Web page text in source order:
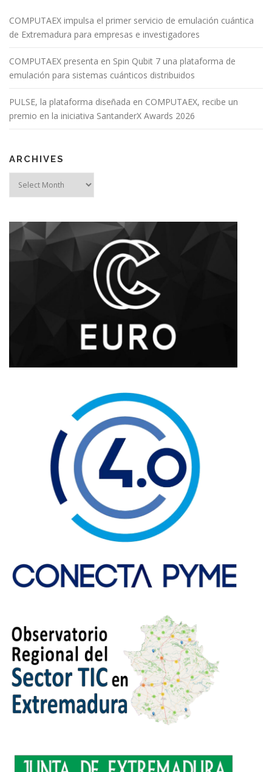
COMPUTAEX impulsa el primer servicio de emulación cuántica
de Extremadura para empresas e investigadores
COMPUTAEX presenta en Spin Qubit 7 una plataforma de
emulación para sistemas cuánticos distribuidos
PULSE, la plataforma diseñada en COMPUTAEX, recibe un
premio en la iniciativa SantanderX Awards 2026
ARCHIVES